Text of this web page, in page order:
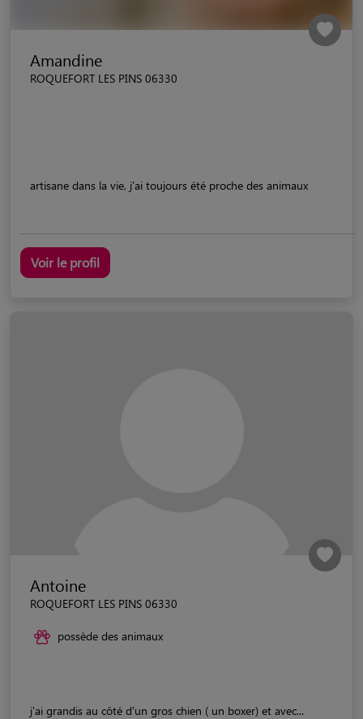
Amandine
ROQUEFORT LES PINS 06330
artisane dans la vie, j'ai toujours été proche des animaux
Voir le profil
Antoine
ROQUEFORT LES PINS 06330
possède des animaux
j'ai grandis au côté d'un gros chien ( un boxer) et avec...